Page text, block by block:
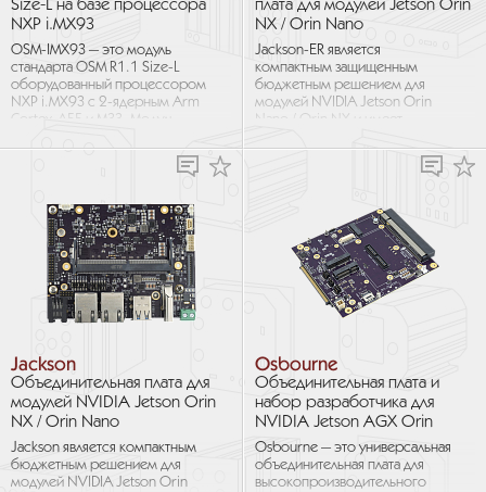
Size-L на базе процессора
NXP i.MX93
OSM-IMX93 — это модуль
стандарта OSM R1.1 Size-L
оборудованный процессором
NXP i.MX93 с 2-ядерным Arm
Cortex-A55 и M33. Модуль
микронейронным
плата для модулей Jetson Orin
NX / Orin Nano
Jackson-ER является
компактным защищенным
бюджетным решением для
модулей NVIDIA Jetson Orin
Nano / Orin NX и имеет
ввода-вывода. Встраиваемая
Jackson
Объединительная плата для
модулей NVIDIA Jetson Orin
NX / Orin Nano
Jackson является компактным
бюджетным решением для
модулей NVIDIA Jetson Orin
Osbourne
Объединительная плата и
набор разработчика для
NVIDIA Jetson AGX Orin
Osbourne — это универсальная
объединительная плата для
высокопроизводительного